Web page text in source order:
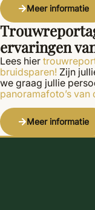
Meer informatie
ervaringen
Lees hier
bruidsparen! Zijn
we graag jullie
panoramafoto’s van
Meer informatie